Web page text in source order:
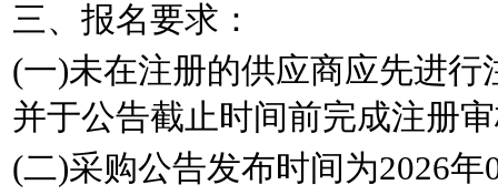
三、报名要求：
(一)未在注册的供应商应先进
并于公告截止时间前完成注册
(二)采购公告发布时间为2026年